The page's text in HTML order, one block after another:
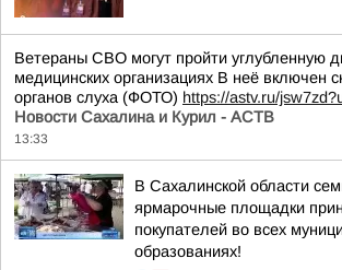
Ветераны СВО могут пройти углубленную
медицинских организациях В неё включен
органов слуха (ФОТО) https://astv.ru/
Новости Сахалина и Курил - АСТВ
13:33
В Сахалинской области
ярмарочные площадки
покупателей во всех
образованиях!